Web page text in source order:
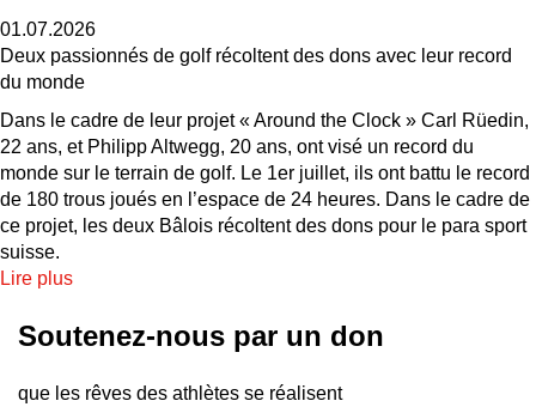
01.07.2026
Deux passionnés de golf récoltent des dons avec leur record
du monde
Dans le cadre de leur projet « Around the Clock » Carl Rüedin,
22 ans, et Philipp Altwegg, 20 ans, ont visé un record du
monde sur le terrain de golf. Le 1er juillet, ils ont battu le record
de 180 trous joués en l’espace de 24 heures. Dans le cadre de
ce projet, les deux Bâlois récoltent des dons pour le para sport
suisse.
Lire plus
Soutenez-nous par un don
que les rêves des athlètes se réalisent